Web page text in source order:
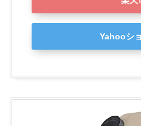
Yahooシ